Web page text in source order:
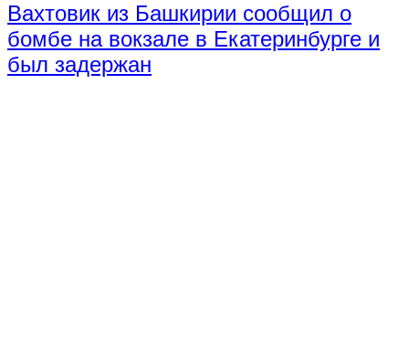
Вахтовик из Башкирии сообщил о
бомбе на вокзале в Екатеринбурге и
был задержан